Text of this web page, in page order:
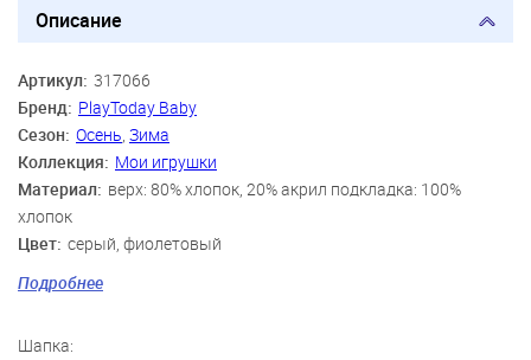
Описание
Артикул: 317066
Бренд: PlayToday Baby
Сезон: Осень, Зима
Коллекция: Мои игрушки
Материал: верх: 80% хлопок, 20% акрил подкладка: 100%
хлопок
Цвет: серый, фиолетовый
Скидка:
Пол: Мальчики
Подробнее
Шапка: